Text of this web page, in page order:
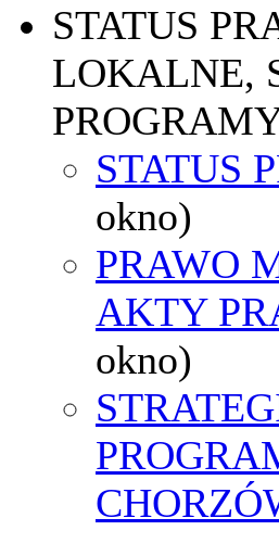
STATUS
LOKALNE,
STATUS
okno)
PRAWO
AKTY
okno)